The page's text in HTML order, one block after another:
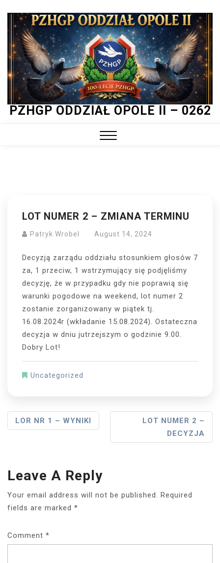
Skip
content
PZHGP ODDZIAŁ OPOLE II – 0262
LOT NUMER 2 – ZMIANA TERMINU
Patryk Wrobel August 14, 2024
Decyzją zarządu oddziału stosunkiem głosów 7
za, 1 przeciw, 1 wstrzymujący się podjęliśmy
decyzję, że w przypadku gdy nie poprawią się
warunki pogodowe na weekend, lot numer 2
zostanie zorganizowany w piątek tj.
16.08.2024r (wkładanie 15.08.2024). Ostateczna
decyzja w dniu jutrzejszym o godzinie 9.00.
Dobry Lot!
Uncategorized
Post
LOR NR 1 – WYNIKI
LOT NUMER 2 –
DECYZJA
Leave A Reply
Your email address will not be published. Required
fields are marked *
Comment *